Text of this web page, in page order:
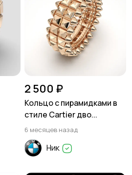
2 500 ₽
Кольцо с пирамидками в
стиле Cartier дво...
6 месяцев назад
Ник